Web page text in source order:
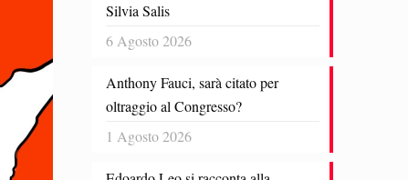
Silvia Salis
6 Agosto 2026
Anthony Fauci, sarà citato per
oltraggio al Congresso?
1 Agosto 2026